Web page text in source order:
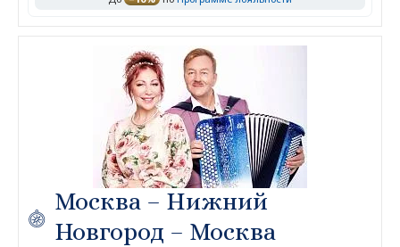
Москва – Нижний
Новгород – Москва